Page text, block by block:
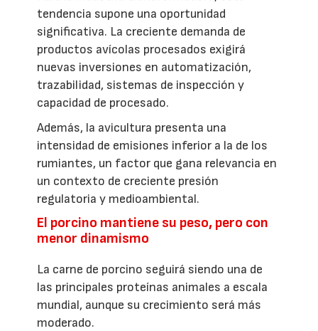
tendencia supone una oportunidad
significativa. La creciente demanda de
productos avícolas procesados exigirá
nuevas inversiones en automatización,
trazabilidad, sistemas de inspección y
capacidad de procesado.
Además, la avicultura presenta una
intensidad de emisiones inferior a la de los
rumiantes, un factor que gana relevancia en
un contexto de creciente presión
regulatoria y medioambiental.
El porcino mantiene su peso, pero con
menor dinamismo
La carne de porcino seguirá siendo una de
las principales proteínas animales a escala
mundial, aunque su crecimiento será más
moderado.